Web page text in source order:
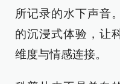
所记录的水下声音
的沉浸式体验，让
维度与情感连接。